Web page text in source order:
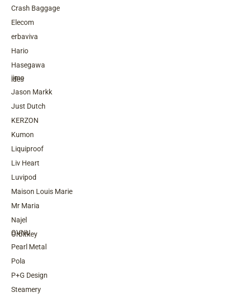
Top Brands
OVNU
Pearl Metal
Pola
P+G Design
Steamery
Top Brands
iimo
Jason Markk
Just Dutch
KERZON
Kumon
Liquiproof
Liv Heart
Luvipod
Maison Louis Marie
Mr Maria
Najel
Orbitkey
Crash Baggage
Elecom
erbaviva
Hario
Hasegawa
ides